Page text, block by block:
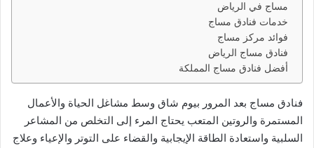
ر
ي
د
ا
ت
مساج في الرياض
خدمات فنادق مساج
فوائد مركز مساج
فنادق مساج الرياض
أفضل فنادق مساج المملكة
فنادق مساج بعد المرور بيوم شاق وسط مشاغل الحياة والأعمال
المستمرة والروتين المتعب يحتاج المرء إلى التخلص من المشاعر
السلبية واستعادة الطاقة الإيجابية والقضاء على التوتر والإعياء وعلاج